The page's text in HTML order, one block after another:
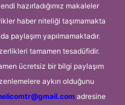
hazırladığımız makaleler
haber niteliği taşımamakta
paylaşım yapılmamaktadır.
tamamen tesadüfidir.
ücretsiz bir bilgi paylaşım
aykırı olduğunu
adresine